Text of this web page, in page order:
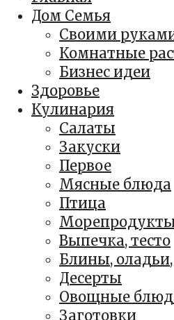
Дом Семья
Своими
Комнатные
Бизнес идеи
Здоровье
Кулинария
Салаты
Закуски
Первое
Мясные блюда
Птица
Выпечка, тесто
Блины,
Десерты
Овощные
Заготовки